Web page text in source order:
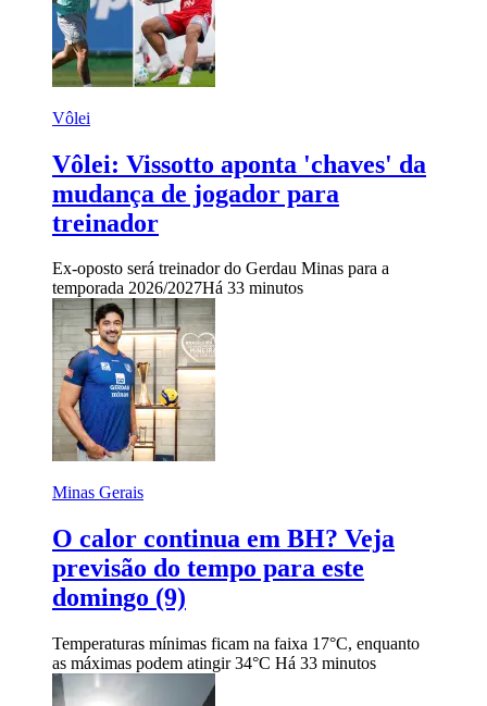
Vôlei
Vôlei: Vissotto aponta 'chaves' da
mudança de jogador para
treinador
Ex-oposto será treinador do Gerdau Minas para a
temporada 2026/2027Há 33 minutos
Minas Gerais
O calor continua em BH? Veja
previsão do tempo para este
domingo (9)
Temperaturas mínimas ficam na faixa 17°C, enquanto
as máximas podem atingir 34°C Há 33 minutos